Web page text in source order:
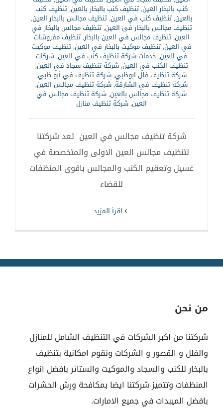
كنب بالبخار العين,تنظيف كنب بالبخار بالعين,تنظيف كنب
بالعين,تنظيف كنب في العين,تنظيف مجالس بالبخار العين,
تنظيف مجالس بالبخار فى العين,تنظيف مجالس بالبخار في
العين,تنظيف مجالس في العين بالبخار,تنظيف مفروشات
في العين,تنظيف موكيت بالبخار في العين,تنظيف موكيت
في العين, خدمات شركة تنظيف كنب في العين,شركات
تنظيف الكنب في العين,شركة تنظيف سجاد في العين,
شركة تنظيف فلل ابوظبي,شركة تنظيف في أبو ظبي,
شركة تنظيف في الشارقة,شركة تنظيف مجالس العين,
شركة تنظيف مجالس بالعين,شركة تنظيف مجالس في
العين,شركة تنظيف منازل
شركة تنظيف مجالس في العين تعد شركتنا
لتنظيف مجالس العين الاولى والمتخصصة في
غسيل وتعقيم الكنب والمجالس باقوى المنظفات
للقضاء
من نحن
شركتنا من اكبر الشركات في التنظيف الشامل للمنازل
والفلل و القصور و الشركات ونقوم امكانية بتنظيف
بالبخار للكنب والسجاد والموكيت والستائر بافضل انواع
المنظفات وتتميز شركتنا ايضا بمكافحة ورش الحشرات
بافضل الميبدات في جميع الامارات.